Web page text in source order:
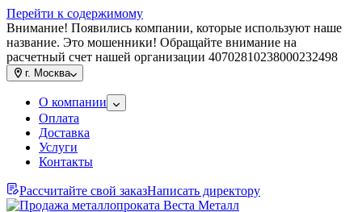
Перейти к содержимому
Внимание! Появились компании, которые используют наше
название. Это мошенники! Обращайте внимание на
расчетный счет нашей организации 40702810238000232498
г. Москва
О компании
Оплата
Доставка
Услуги
Контакты
Рассчитайте свой заказНаписать директору